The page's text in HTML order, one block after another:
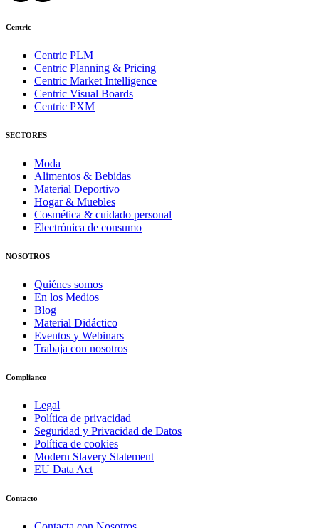
Centric
Centric PLM
Centric Planning & Pricing
Centric Market Intelligence
Centric Visual Boards
Centric PXM
SECTORES
Moda
Alimentos & Bebidas
Material Deportivo
Hogar & Muebles
Cosmética & cuidado personal
Electrónica de consumo
NOSOTROS
Quiénes somos
En los Medios
Blog
Material Didáctico
Eventos y Webinars
Trabaja con nosotros
Compliance
Legal
Política de privacidad
Seguridad y Privacidad de Datos
Política de cookies
Modern Slavery Statement
EU Data Act
Contacto